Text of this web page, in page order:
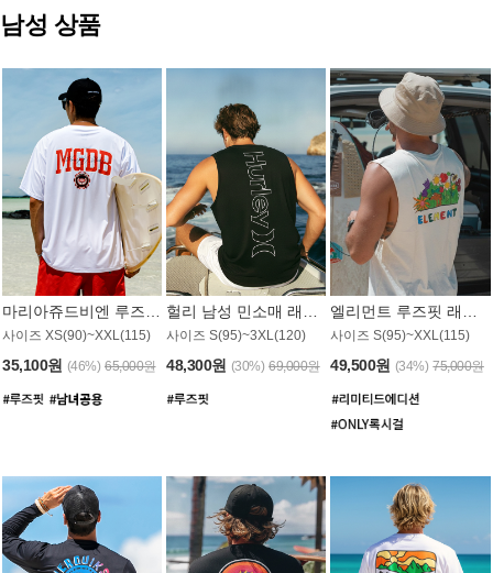
남성 상품
사이즈 XS(90)~XXL(115)
35,100원 (46%) 65,000원
사이즈 S(95)~3XL(120)
48,300원 (30%) 69,000원
사이즈 S(95)~XXL(115)
49,500원 (34%) 75,000원